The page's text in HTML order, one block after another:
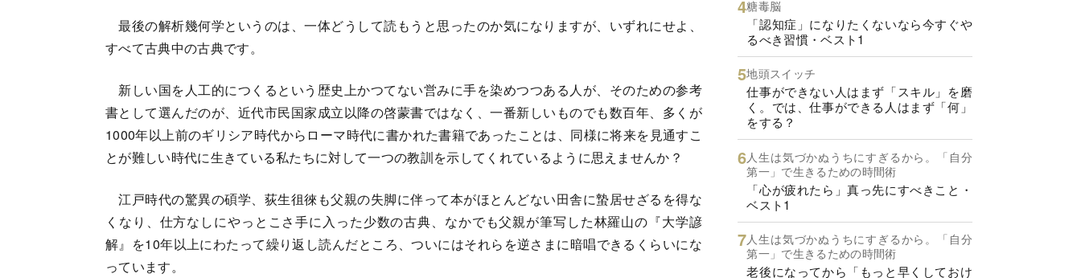
最後の解析幾何学というのは、一体どうして読もうと思ったのか気になりますが、いずれにせよ、
すべて古典中の古典です。
新しい国を人工的につくるという歴史上かつてない営みに手を染めつつある人が、そのための参考
書として選んだのが、近代市民国家成立以降の啓蒙書ではなく、一番新しいものでも数百年、多くが
1000年以上前のギリシア時代からローマ時代に書かれた書籍であったことは、同様に将来を見通すこ
とが難しい時代に生きている私たちに対して一つの教訓を示してくれているように思えませんか？
江戸時代の驚異の碩学、荻生徂徠も父親の失脚に伴って本がほとんどない田舎に蟄居せざるを得な
くなり、仕方なしにやっとこさ手に入った少数の古典、なかでも父親が筆写した林羅山の『大学諺
解』を10年以上にわたって繰り返し読んだところ、ついにはそれらを逆さまに暗唱できるくらいにな
っています。
糖毒脳
「認知症」になりたくないなら今すぐや
るべき習慣・ベスト1
地頭スイッチ
仕事ができない人はまず「スキル」を磨
く。では、仕事ができる人はまず「何」
をする？
人生は気づかぬうちにすぎるから。「自分
第一」で生きるための時間術
「心が疲れたら」真っ先にすべきこと・
ベスト1
人生は気づかぬうちにすぎるから。「自分
第一」で生きるための時間術
老後になってから「もっと早くしておけ